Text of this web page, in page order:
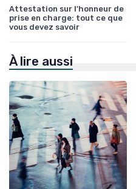
Attestation sur l'honneur de
prise en charge: tout ce que
vous devez savoir
À lire aussi